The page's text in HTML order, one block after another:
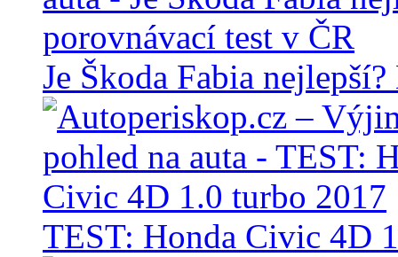
Je Škoda Fabia
TEST: Honda Civic 4D